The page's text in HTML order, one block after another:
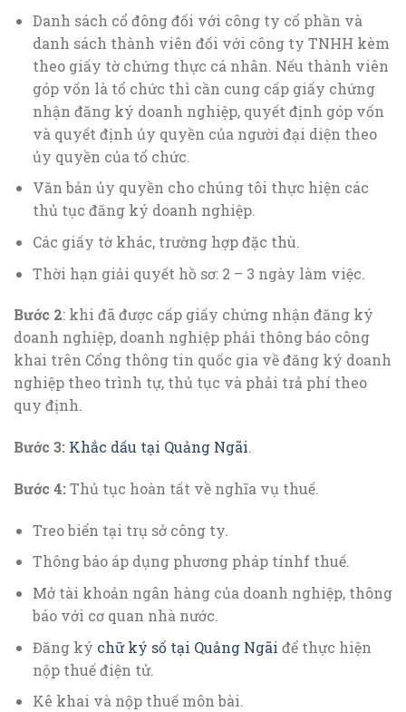
Danh sách cổ đông đối với công ty cổ phần và
danh sách thành viên đối với công ty TNHH kèm
theo giấy tờ chứng thực cá nhân. Nếu thành viên
góp vốn là tổ chức thì cần cung cấp giấy chứng
nhận đăng ký doanh nghiệp, quyết định góp vốn
và quyết định ủy quyền của người đại diện theo
ủy quyền của tổ chức.
Văn bản ủy quyền cho chúng tôi thực hiện các
thủ tục đăng ký doanh nghiệp.
Các giấy tờ khác, trường hợp đặc thù.
Thời hạn giải quyết hồ sơ: 2 – 3 ngày làm việc.
Bước 2: khi đã được cấp giấy chứng nhận đăng ký
doanh nghiệp, doanh nghiệp phải thông báo công
khai trên Cổng thông tin quốc gia về đăng ký doanh
nghiệp theo trình tự, thủ tục và phải trả phí theo
quy định.
Bước 3: Khắc dấu tại Quảng Ngãi.
Bước 4:Thủ tục hoàn tất về nghĩa vụ thuế.
Treo biển tại trụ sở công ty.
Thông báo áp dụng phương pháp tínhf thuế.
Mở tài khoản ngân hàng của doanh nghiệp, thông
báo với cơ quan nhà nước.
Đăng ký chữ ký số tại Quảng Ngãi để thực hiện
nộp thuế điện tử.
Kê khai và nộp thuế môn bài.